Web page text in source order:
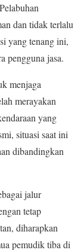
dan tidak terlalu
yang tenang ini,
pengguna jasa.
menjaga
merayakan
yang
situasi saat ini
dibandingkan
jalur
tetap
diharapkan
pemudik tiba di